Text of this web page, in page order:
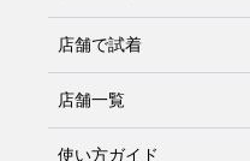
店舗で試着
店舗一覧
使い方ガイド